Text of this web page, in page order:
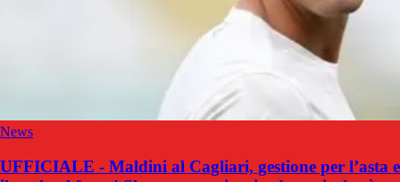
News
UFFICIALE - Maldini al Cagliari, gestione per l’asta e